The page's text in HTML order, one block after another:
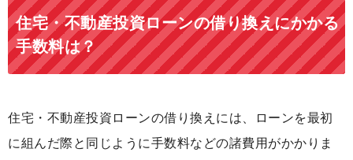
住宅・不動産投資ローンの借り換えにかかる
手数料は？
住宅・不動産投資ローンの借り換えには、ローンを最初
に組んだ際と同じように手数料などの諸費用がかかりま